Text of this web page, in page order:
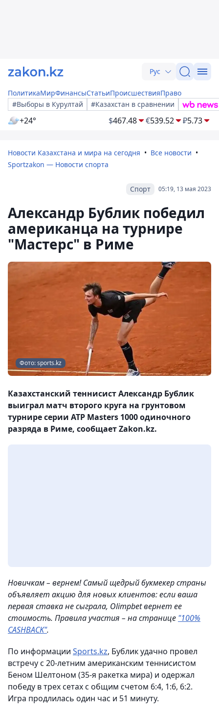
Рус
ПолитикаМирФинансыСтатьиПроисшествияПраво
#Выборы в Курултай
#Казахстан в сравнении
+24° $467.48 €539.52 ₽5.73
Новости Казахстана и мира на сегодня
Все новости
Sportzakon — Новости спорта
05:19, 13 мая 2023
Спорт
Александр Бублик победил
американца на турнире
"Мастерс" в Риме
Фото: sports.kz
Казахстанский теннисист Александр Бублик
выиграл матч второго круга на грунтовом
турнире серии ATP Masters 1000 одиночного
разряда в Риме, сообщает Zakon.kz.
Новичкам – вернем! Самый щедрый букмекер страны
объявляет акцию для новых клиентов: если ваша
первая ставка не сыграла, Olimpbet вернет ее
стоимость. Правила участия – на странице "100%
CASHBACK".
По информации Sports.kz, Бублик удачно провел
встречу с 20-летним американским теннисистом
Беном Шелтоном (35-я ракетка мира) и одержал
победу в трех сетах с общим счетом 6:4, 1:6, 6:2.
Игра продлилась один час и 51 минуту.